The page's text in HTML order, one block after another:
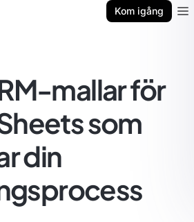
Kom igång
mallar för
som
din